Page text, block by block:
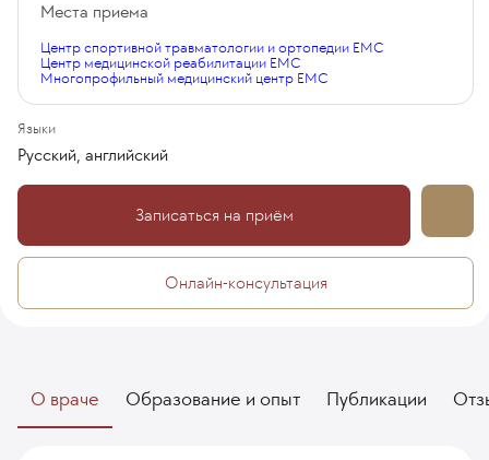
Места приема
Центр спортивной травматологии и ортопедии EMC
Центр медицинской реабилитации EMC
Многопрофильный медицинский центр EMC
Языки
Русский, английский
Записаться на приём
Онлайн-консультация
О враче Образование и опыт Публикации